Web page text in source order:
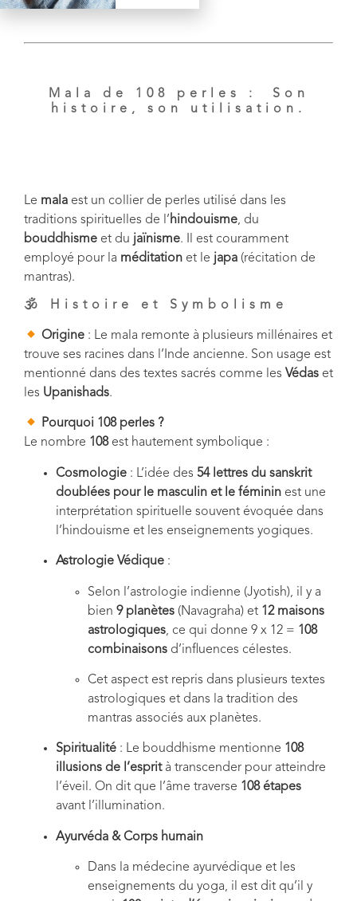
Mala de 108 perles :
Son
histoire, son utilisation.
Le mala est un collier de perles utilisé dans les
traditions spirituelles de l’hindouisme, du
bouddhisme et du jaïnisme. Il est couramment
employé pour la méditation et le japa (récitation de
mantras).
🕉 Histoire et Symbolisme
Origine : Le mala remonte à plusieurs millénaires et
trouve ses racines dans l’Inde ancienne. Son usage est
mentionné dans des textes sacrés comme les Védas et
les Upanishads.
Pourquoi 108 perles ?
Le nombre 108est hautement symbolique :
Cosmologie : L’idée des 54 lettres du sanskrit
doublées pour le masculin et le féminin est une
interprétation spirituelle souvent évoquée dans
l’hindouisme et les enseignements yogiques.
Astrologie Védique :
Selon l’astrologie indienne (Jyotish), il y a
bien 9 planètes (Navagraha) et 12 maisons
astrologiques, ce qui donne 9 x 12 = 108
combinaisons d’influences célestes.
Cet aspect est repris dans plusieurs textes
astrologiques et dans la tradition des
mantras associés aux planètes.
Spiritualité : Le bouddhisme mentionne 108
illusions de l’esprità transcender pour atteindre
l’éveil. On dit que l’âme traverse 108 étapes
avant l’illumination.
Ayurvéda & Corps humain
Dans la médecine ayurvédique et les
enseignements du yoga, il est dit qu’il y